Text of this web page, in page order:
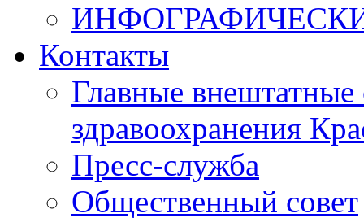
Контакты
Главные внештатные
здравоохранения
Пресс-служба
Общественный совет